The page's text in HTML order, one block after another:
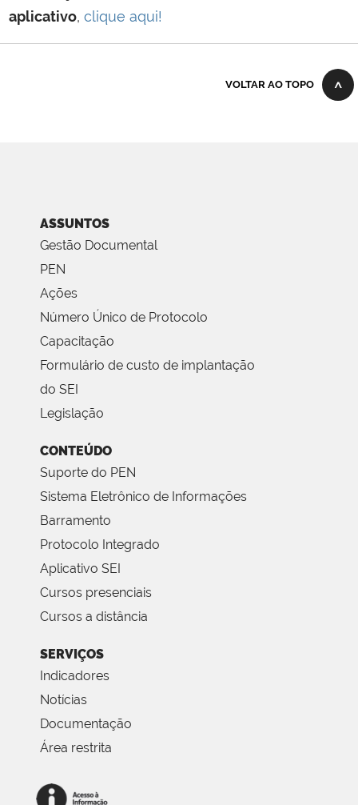
aplicativo, clique aqui!
VOLTAR AO TOPO
ASSUNTOS
Gestão Documental
PEN
Ações
Número Único de Protocolo
Capacitação
Formulário de custo de implantação
do SEI
Legislação
CONTEÚDO
Suporte do PEN
Sistema Eletrônico de Informações
Barramento
Protocolo Integrado
Aplicativo SEI
Cursos presenciais
Cursos a distância
SERVIÇOS
Indicadores
Notícias
Documentação
Área restrita